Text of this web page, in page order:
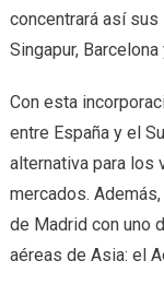
concentrará así
Singapur,
Con esta
entre España y el
alternativa para los
mercados.
de Madrid con uno
aéreas de Asia: el